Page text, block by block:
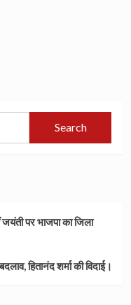
पर भाजपा का जिला
हितानंद शर्मा की विदाई।